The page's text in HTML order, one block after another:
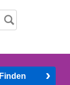
Finden